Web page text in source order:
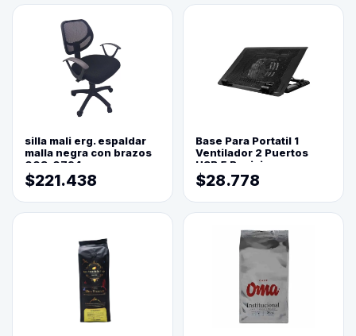
silla mali erg. espaldar
malla negra con brazos
003-0794
$221.438
Base Para Portatil 1
Ventilador 2 Puertos
USB 5 Posiciones
$28.778